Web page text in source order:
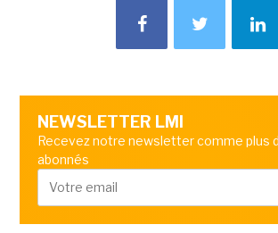
NEWSLETTER LMI
Recevez notre newsletter comme plus
abonnés